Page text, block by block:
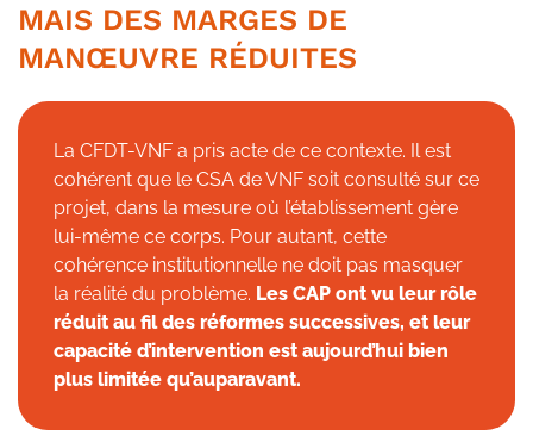
MAIS DES MARGES DE
MANŒUVRE RÉDUITES
La CFDT-VNF a pris acte de ce contexte. Il est
cohérent que le CSA de VNF soit consulté sur ce
projet, dans la mesure où l’établissement gère
lui-même ce corps. Pour autant, cette
cohérence institutionnelle ne doit pas masquer
la réalité du problème. Les CAP ont vu leur rôle
réduit au fil des réformes successives, et leur
capacité d’intervention est aujourd’hui bien
plus limitée qu’auparavant.